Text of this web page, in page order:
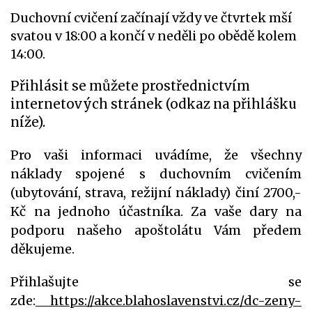
Duchovní cvičení začínají vždy ve čtvrtek mší
svatou v 18:00 a končí v neděli po obědě kolem
14:00.
Přihlásit se můžete prostřednictvím
internetových stránek (odkaz na přihlášku
níže).
Pro vaši informaci uvádíme, že všechny
náklady spojené s duchovním cvičením
(ubytování, strava, režijní náklady) činí 2700,-
Kč na jednoho účastníka. Za vaše dary na
podporu našeho apoštolátu Vám předem
děkujeme.
Přihlašujte se
zde: https://akce.blahoslavenstvi.cz/dc-zeny-